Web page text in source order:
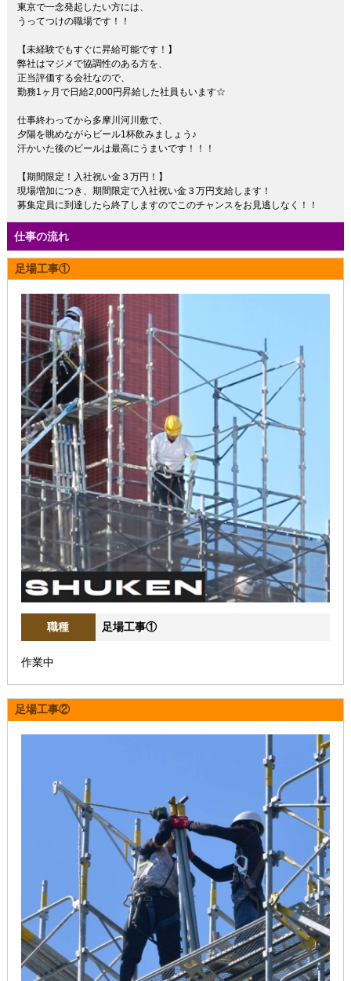
東京で一念発起したい方には、
うってつけの職場です！！
【未経験でもすぐに昇給可能です！】
弊社はマジメで協調性のある方を、
正当評価する会社なので、
勤務1ヶ月で日給2,000円昇給した社員もいます☆
仕事終わってから多摩川河川敷で、
夕陽を眺めながらビール1杯飲みましょう♪
汗かいた後のビールは最高にうまいです！！！
【期間限定！入社祝い金３万円！】
現場増加につき、期間限定で入社祝い金３万円支給します！
募集定員に到達したら終了しますのでこのチャンスをお見逃しなく！！
仕事の流れ
足場工事①
職種 足場工事①
作業中
足場工事②